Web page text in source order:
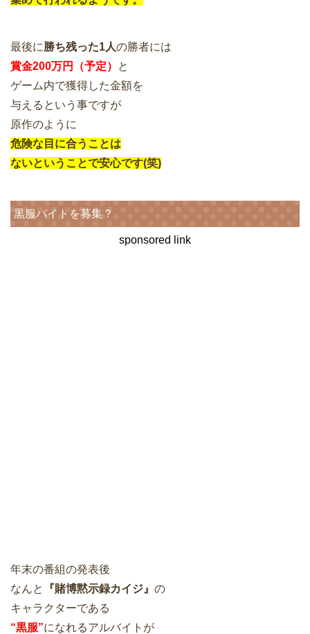
最後に勝ち残った1人の勝者には
賞金200万円（予定）
と
ゲーム内で獲得した金額を
与えるという事ですが
原作のように
危険な目に合うことは
ないということで安心です(笑)
黒服バイトを募集？
sponsored link
年末の番組の発表後
なんと
『賭博黙示録カイジ』 の
キャラクターである
“黒服”になれるアルバイトが